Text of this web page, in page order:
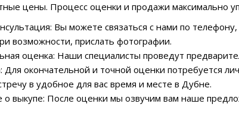
цены. Процесс оценки и продажи максимально
Вы можете связаться с нами по
возможности, прислать фотографии.
оценка: Наши специалисты проведут
Для окончательной и точной оценки потребуется
в удобное для вас время и месте в Дубне.
выкупе: После оценки мы озвучим вам наше